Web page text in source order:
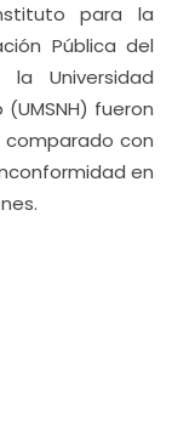
para la
Pública del
Universidad
fueron
comparado con
en